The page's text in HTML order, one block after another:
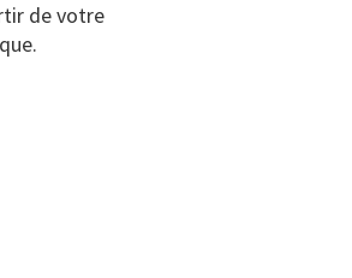
de votre